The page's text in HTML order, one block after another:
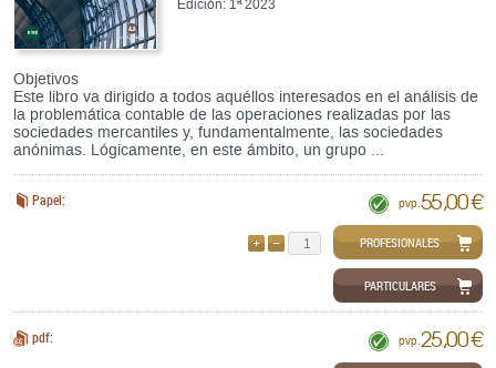
Edición: 1ª 2023
Objetivos
Este libro va dirigido a todos aquéllos interesados en el análisis de
la problemática contable de las operaciones realizadas por las
sociedades mercantiles y, fundamentalmente, las sociedades
anónimas. Lógicamente, en este ámbito, un grupo ...
Papel: pvp. 55,00 €
QUITARPROFESIONALES
PARTICULARES
pdf: pvp. 25,00 €